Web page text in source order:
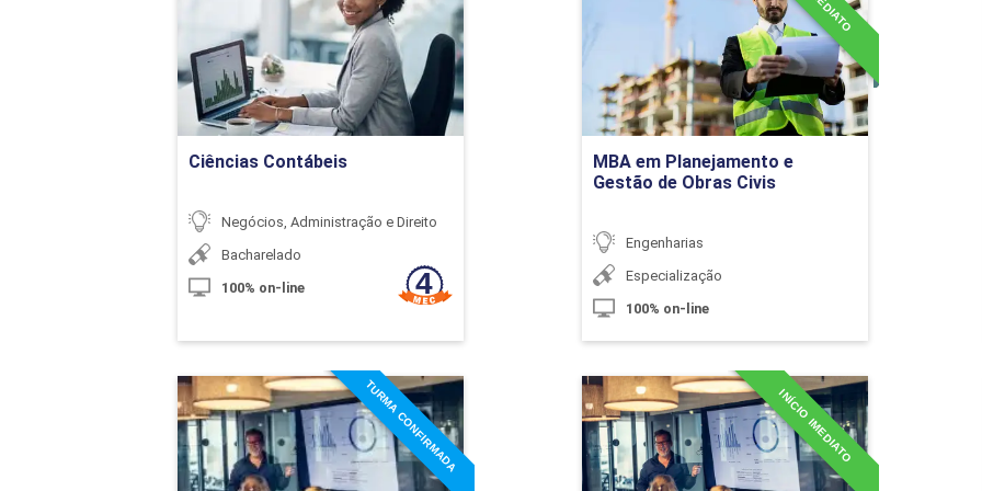
Liderança: Ser um Gerente de Projetos Eficaz
Gerência de Comunicação
Gestão de Processos, Encerramento e Impactos em Projetos
Módulos
Visão Geral de Processo
Ciclo de Vida de um Processo
Processos de Melhoria Contínua
Técnicas de Levantamento Detalhado dos Processos
Ciências Contábeis
Negócios, Administração e Direito
Bacharelado
100% on-line
Detalhes do curso
Ir para Inscrição
MBA em Planejamento e
Gestão de Obras Civis
Engenharias
Especialização
100% on-line
Detalhes do curso
Ir para Inscrição
TURMA CONFIRMADA
Especialização em
Controladoria e Finanças
Detalhes do curso
INÍCIO IMEDIATO
Especialização em
Controladoria e Finanças
Detalhes do curso